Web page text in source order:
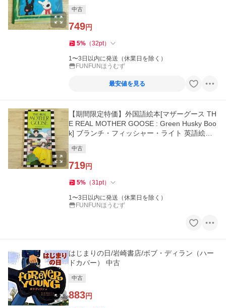
中古
749円
5% （32pt）
1〜3日以内に発送（休業日を除く）
FUNFUNほうむず
最安値を見る
【期間限定特価】外国語絵本[マザーグース TH
E REAL MOTHER GOOSE : Green Husky Boo
k] ブランチ・フィッシャー・ライト 英語絵本
中古
719円
5% （31pt）
1〜3日以内に発送（休業日を除く）
FUNFUNほうむず
はじまりの日/岩崎書店/ボブ・ディラン（ハー
ドカバー） 中古
中古
883円